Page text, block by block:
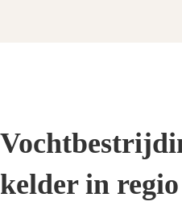
kelder in